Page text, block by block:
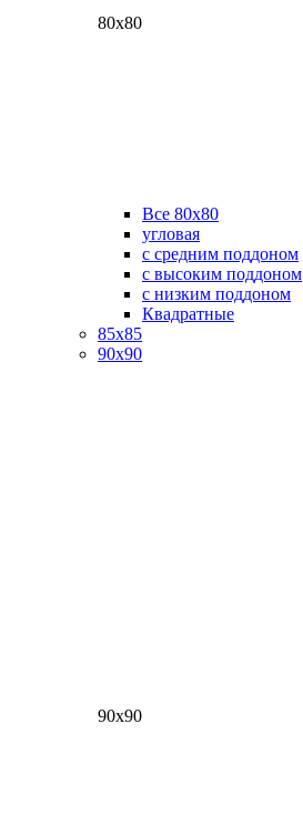
80х80
Все 80х80
угловая
с средним поддоном
с высоким поддоном
с низким поддоном
Квадратные
85х85
90х90
90х90